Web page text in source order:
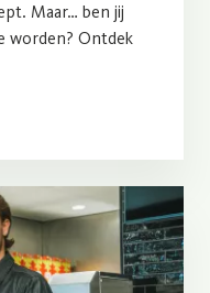
Maar… ben jij
worden? Ontdek